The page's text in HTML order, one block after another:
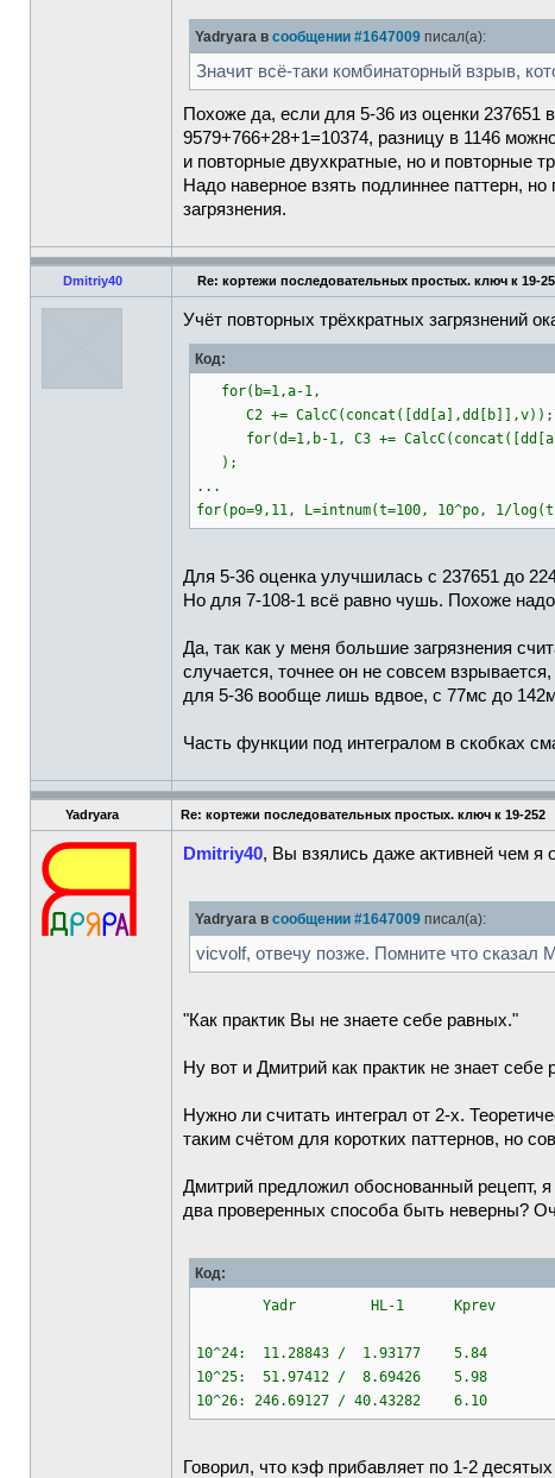
Yadryara в сообщении #1647009 писал(а):
Значит всё-таки комбинаторный взрыв,
Похоже да, если для 5-36 из оценки 237651
9579+766+28+1=10374, разницу в 1146
и повторные двухкратные, но и повторные
Надо наверное взять подлиннее паттерн,
загрязнения.
Dmitriy40 Re: кортежи последовательных простых. ключ к 19-
Учёт повторных трёхкратных загрязнений
Код:
for(b=1,a-1,
C2 +=
for(d=1,b-1, C3 +=
);
...
for(po=9,11, L=intnum(t=100, 10^po, 1/
Для 5-36 оценка улучшилась с 237651 до
Но для 7-108-1 всё равно чушь. Похоже
Да, так как у меня большие загрязнения
случается, точнее он не совсем
для 5-36 вообще лишь вдвое, с 77мс до
Часть функции под интегралом в скобках
Yadryara Re: кортежи последовательных простых. ключ к 19-252
Dmitriy40, Вы взялись даже активней чем я
Yadryara в сообщении #1647009 писал(а):
vicvolf, отвечу позже. Помните что сказал
"Как практик Вы не знаете себе равных."
Ну вот и Дмитрий как практик не знает себе
Нужно ли считать интеграл от 2-х.
таким счётом для коротких паттернов, но
Дмитрий предложил обоснованный рецепт,
два проверенных способа быть неверны?
Код:
Yadr HL-1 Kprev
10^24: 11.28843 / 1.93177 5.84
10^25: 51.97412 / 8.69426 5.98
10^26: 246.69127 / 40.43282 6.10
Говорил, что кэф прибавляет по 1-2